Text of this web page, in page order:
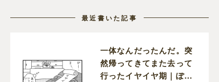
最近書いた記事
一体なんだったんだ。突
然帰ってきてまた去って
行ったイヤイヤ期｜ぽこ